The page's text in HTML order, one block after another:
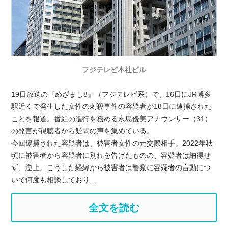
フジテレビ本社ビル
19日放送の『めざまし8』（フジテレビ系）で、16日にJR博多
駅近くで発生した女性の刺殺事件の容疑者が18日に逮捕された
ことを報道。番組の進行を務める永島優美アナウンサー（31）
の発言が視聴者から疑問の声を集めている。
今回逮捕された容疑者は、被害者女性の元交際相手。2022年秋
頃に被害者から容疑者に別れを告げたものの、容疑者は納得せ
ず、逆上。こうした経緯から被害者は警察に容疑者の言動につ
いて何度も相談しており…
全文を読む